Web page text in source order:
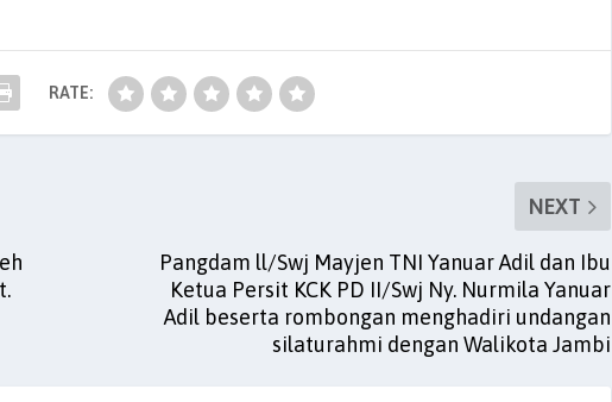
RATE:
NEXT
Pangdam ll/Swj Mayjen TNI Yanuar Adil dan Ibu
Ketua Persit KCK PD II/Swj Ny. Nurmila Yanuar
Adil beserta rombongan menghadiri undangan
silaturahmi dengan Walikota Jambi